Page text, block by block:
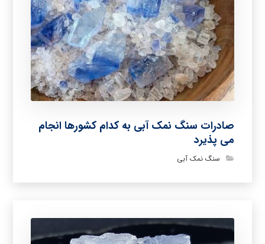
صادرات سنگ نمک آبی به کدام کشورها انجام
می پذیرد
سنگ نمک آبی